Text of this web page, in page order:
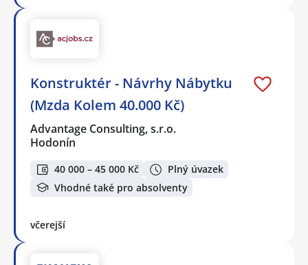
Konstruktér - Návrhy Nábytku
(Mzda Kolem 40.000 Kč)
Advantage Consulting, s.r.o.
Hodonín
40 000 – 45 000 Kč
Plný úvazek
Vhodné také pro absolventy
včerejší